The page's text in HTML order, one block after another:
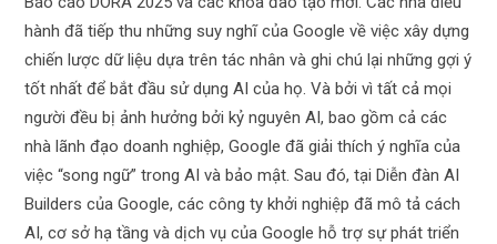
hành đã tiếp thu những suy nghĩ của Google về việc xây dựng
chiến lược dữ liệu dựa trên tác nhân và ghi chú lại những gợi ý
tốt nhất để bắt đầu sử dụng AI của họ. Và bởi vì tất cả mọi
người đều bị ảnh hưởng bởi kỷ nguyên AI, bao gồm cả các
nhà lãnh đạo doanh nghiệp, Google đã giải thích ý nghĩa của
việc “song ngữ” trong AI và bảo mật. Sau đó, tại Diễn đàn AI
Builders của Google, các công ty khởi nghiệp đã mô tả cách
AI, cơ sở hạ tầng và dịch vụ của Google hỗ trợ sự phát triển